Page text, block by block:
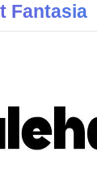
Fantasia